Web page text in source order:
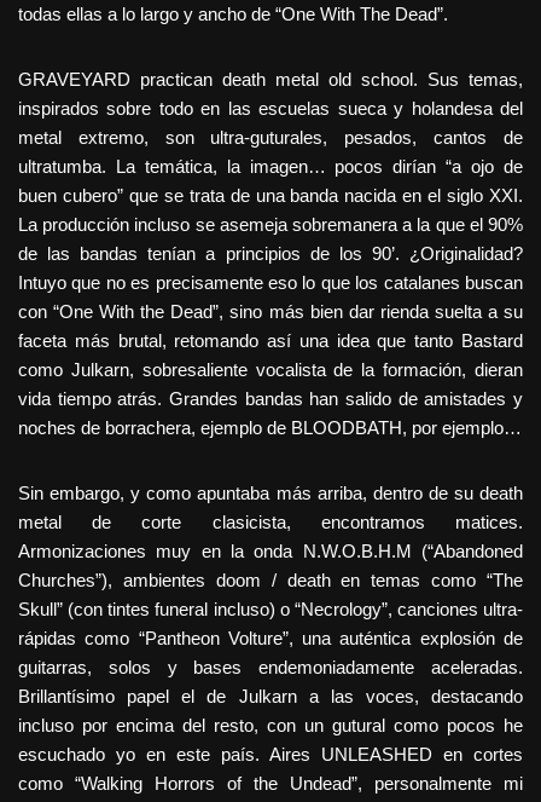
todas ellas a lo largo y ancho de “One With The Dead”.
GRAVEYARD practican death metal old school. Sus temas,
inspirados sobre todo en las escuelas sueca y holandesa del
metal extremo, son ultra-guturales, pesados, cantos de
ultratumba. La temática, la imagen… pocos dirían “a ojo de
buen cubero” que se trata de una banda nacida en el siglo XXI.
La producción incluso se asemeja sobremanera a la que el 90%
de las bandas tenían a principios de los 90’. ¿Originalidad?
Intuyo que no es precisamente eso lo que los catalanes buscan
con “One With the Dead”, sino más bien dar rienda suelta a su
faceta más brutal, retomando así una idea que tanto Bastard
como Julkarn, sobresaliente vocalista de la formación, dieran
vida tiempo atrás. Grandes bandas han salido de amistades y
noches de borrachera, ejemplo de BLOODBATH, por ejemplo…
Sin embargo, y como apuntaba más arriba, dentro de su death
metal de corte clasicista, encontramos matices.
Armonizaciones muy en la onda N.W.O.B.H.M (“Abandoned
Churches”), ambientes doom / death en temas como “The
Skull” (con tintes funeral incluso) o “Necrology”, canciones ultra-
rápidas como “Pantheon Volture”, una auténtica explosión de
guitarras, solos y bases endemoniadamente aceleradas.
Brillantísimo papel el de Julkarn a las voces, destacando
incluso por encima del resto, con un gutural como pocos he
escuchado yo en este país. Aires UNLEASHED en cortes
como “Walking Horrors of the Undead”, personalmente mi